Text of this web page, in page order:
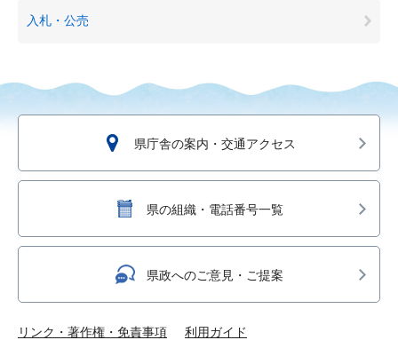
入札・公売
県庁舎の案内・交通アクセス
県の組織・電話番号一覧
県政へのご意見・ご提案
リンク・著作権・免責事項 利用ガイド